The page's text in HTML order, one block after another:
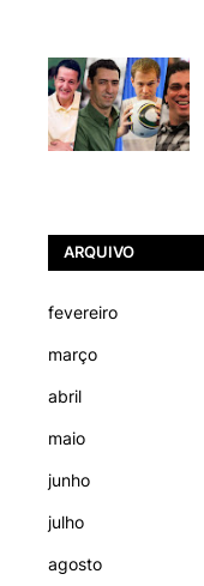
ARQUIVO
fevereiro
março
abril
maio
junho
julho
agosto